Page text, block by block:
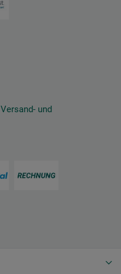
Versand- und